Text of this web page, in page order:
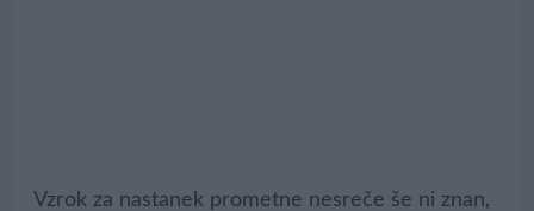
Vzrok za nastanek prometne nesreče še ni znan,